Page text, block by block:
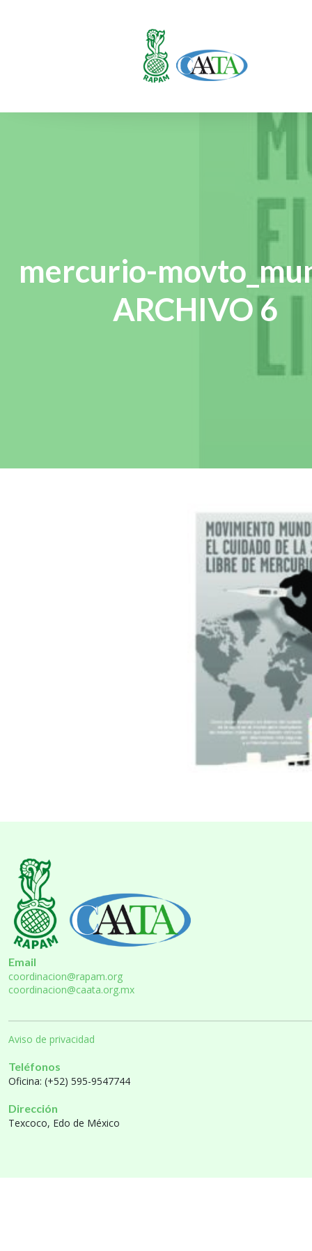
mercurio-
ARCHIVO 6
Email
coordinacion@rapam.org
coordinacion@caata.org.mx
Aviso de privacidad
Teléfonos
Oficina: (+52) 595-9547744
Dirección
Texcoco, Edo de México